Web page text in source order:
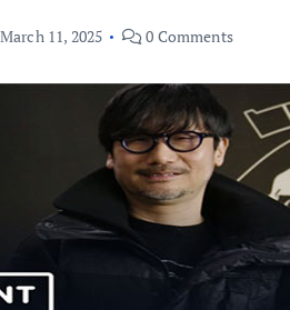
March 11, 2025 0 Comments